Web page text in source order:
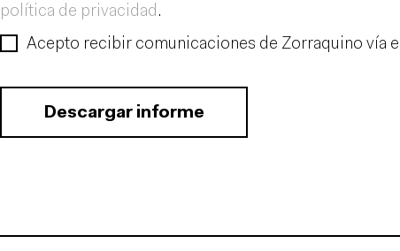
política de privacidad .
Acepto recibir comunicaciones de Zorraquino vía
Descargar informe